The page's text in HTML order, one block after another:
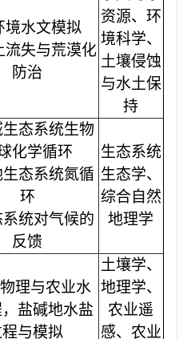
境水文模拟
流失与荒漠化
防治
资源、环
境科学、
土壤侵蚀
与水土保
持
态系统生物
化学循环
态系统氮循
环
统对气候的
反馈
生态系统
生态学、
综合自然
地理学
理与农业水
盐碱地水盐
与模拟
土壤学、
地理学、
农业遥
感、农业